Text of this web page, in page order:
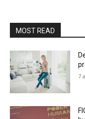
MOST READ
7